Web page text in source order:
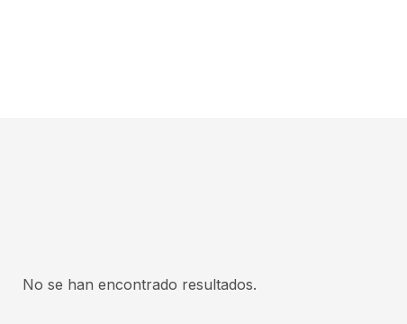
No se han encontrado resultados.